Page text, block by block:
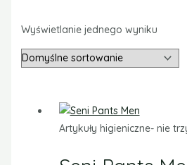
Wyświetlanie jednego wyniku
Artykuły higieniczne- nie